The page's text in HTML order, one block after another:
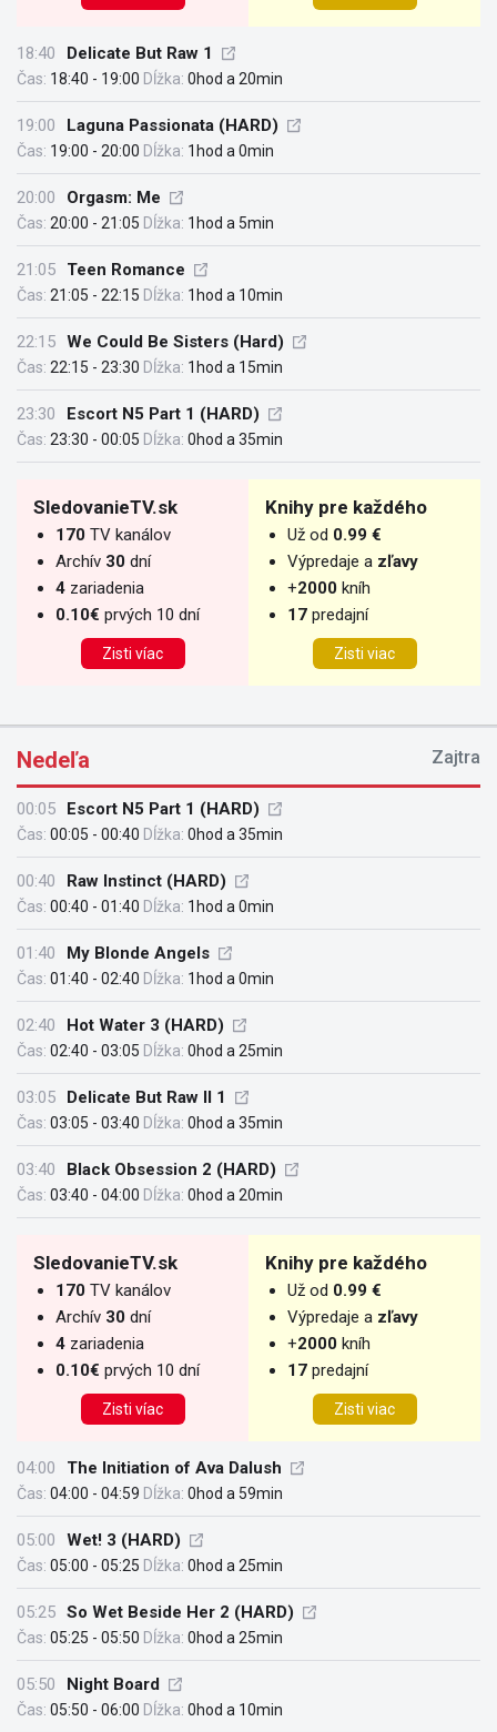
18:40 Delicate But Raw 1
Čas: 18:40 - 19:00 Dĺžka: 0hod a 20min
19:00 Laguna Passionata (HARD)
Čas: 19:00 - 20:00 Dĺžka: 1hod a 0min
20:00 Orgasm: Me
Čas: 20:00 - 21:05 Dĺžka: 1hod a 5min
21:05 Teen Romance
Čas: 21:05 - 22:15 Dĺžka: 1hod a 10min
22:15 We Could Be Sisters (Hard)
Čas: 22:15 - 23:30 Dĺžka: 1hod a 15min
23:30 Escort N5 Part 1 (HARD)
Čas: 23:30 - 00:05 Dĺžka: 0hod a 35min
SledovanieTV.sk
170 TV kanálov
Archív 30 dní
4 zariadenia
0.10€ prvých 10 dní
Zisti víac
Knihy pre každého
Už od 0.99 €
Výpredaje a zľavy
+2000 kníh
17 predajní
Zisti viac
Nedeľa Zajtra
00:05 Escort N5 Part 1 (HARD)
Čas: 00:05 - 00:40 Dĺžka: 0hod a 35min
00:40 Raw Instinct (HARD)
Čas: 00:40 - 01:40 Dĺžka: 1hod a 0min
01:40 My Blonde Angels
Čas: 01:40 - 02:40 Dĺžka: 1hod a 0min
02:40 Hot Water 3 (HARD)
Čas: 02:40 - 03:05 Dĺžka: 0hod a 25min
03:05 Delicate But Raw II 1
Čas: 03:05 - 03:40 Dĺžka: 0hod a 35min
03:40 Black Obsession 2 (HARD)
Čas: 03:40 - 04:00 Dĺžka: 0hod a 20min
SledovanieTV.sk
170 TV kanálov
Archív 30 dní
4 zariadenia
0.10€ prvých 10 dní
Zisti víac
Knihy pre každého
Už od 0.99 €
Výpredaje a zľavy
+2000 kníh
17 predajní
Zisti viac
04:00 The Initiation of Ava Dalush
Čas: 04:00 - 04:59 Dĺžka: 0hod a 59min
05:00 Wet! 3 (HARD)
Čas: 05:00 - 05:25 Dĺžka: 0hod a 25min
05:25 So Wet Beside Her 2 (HARD)
Čas: 05:25 - 05:50 Dĺžka: 0hod a 25min
05:50 Night Board
Čas: 05:50 - 06:00 Dĺžka: 0hod a 10min